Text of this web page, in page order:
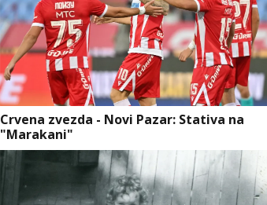
Crvena zvezda - Novi Pazar: Stativa na
"Marakani"